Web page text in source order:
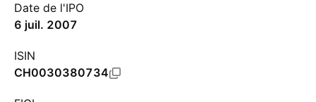
Date de l'IPO
6 juil. 2007
ISIN
CH0030380734